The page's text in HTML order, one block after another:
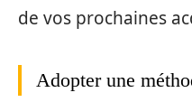
de vos prochaines
Adopter une